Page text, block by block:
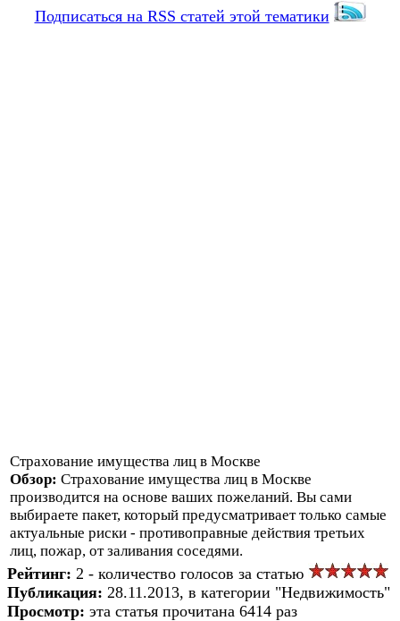
Подписаться на RSS статей этой тематики
Страхование имущества лиц в Москве
Обзор: Страхование имущества лиц в Москве
производится на основе ваших пожеланий. Вы сами
выбираете пакет, который предусматривает только самые
актуальные риски - противоправные действия третьих
лиц, пожар, от заливания соседями.
Рейтинг: 2 - количество голосов за статью
Публикация: 28.11.2013, в категории "Недвижимость"
Просмотр: эта статья прочитана 6414 раз